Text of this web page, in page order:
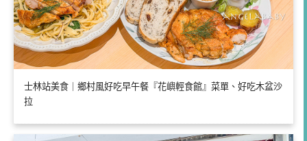
士林站美食｜鄉村風好吃早午餐『花嶼輕食館』菜單、好吃木盆沙
拉